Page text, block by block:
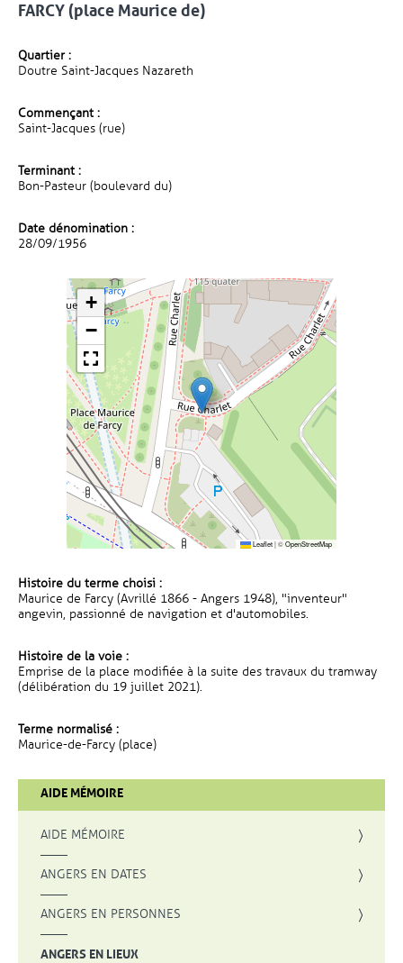
FARCY (place Maurice de)
Quartier :
Doutre Saint-Jacques Nazareth
Commençant :
Saint-Jacques (rue)
Terminant :
Bon-Pasteur (boulevard du)
Date dénomination :
28/09/1956
+
−
Leaflet|©OpenStreetMap
Histoire du terme choisi :
Maurice de Farcy (Avrillé 1866 - Angers 1948), "inventeur"
angevin, passionné de navigation et d'automobiles.
Histoire de la voie :
Emprise de la place modifiée à la suite des travaux du tramway
(délibération du 19 juillet 2021).
Terme normalisé :
Maurice-de-Farcy (place)
AIDE MÉMOIRE
AIDE MÉMOIRE
ANGERS EN DATES
ANGERS EN PERSONNES
ANGERS EN LIEUX